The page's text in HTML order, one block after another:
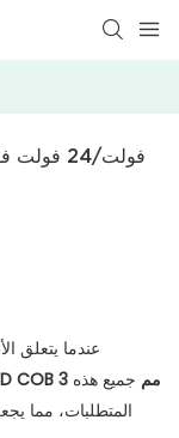
عندما يتعلق
شريط إضاءة LED COB 3 مم جميع هذه
المتطلبات، مما